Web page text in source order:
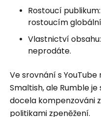
Rostoucí
rostoucím
Vlastnictví
neprodáte.
Ve srovnání s
Smaltish, ale Rumble
docela kompenzováni
politikami zpeněžení.